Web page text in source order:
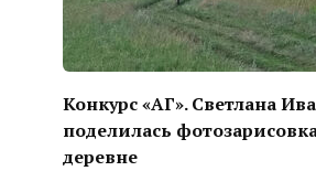
Конкурс «АГ». Светлана
поделилась
деревне